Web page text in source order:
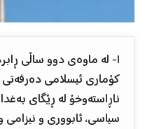
١- له ماوەی دوو ساڵی
کۆماری ئیسلامی
ناڕاستەوخۆ لە ڕێگای
سیاسی، ئابووری و